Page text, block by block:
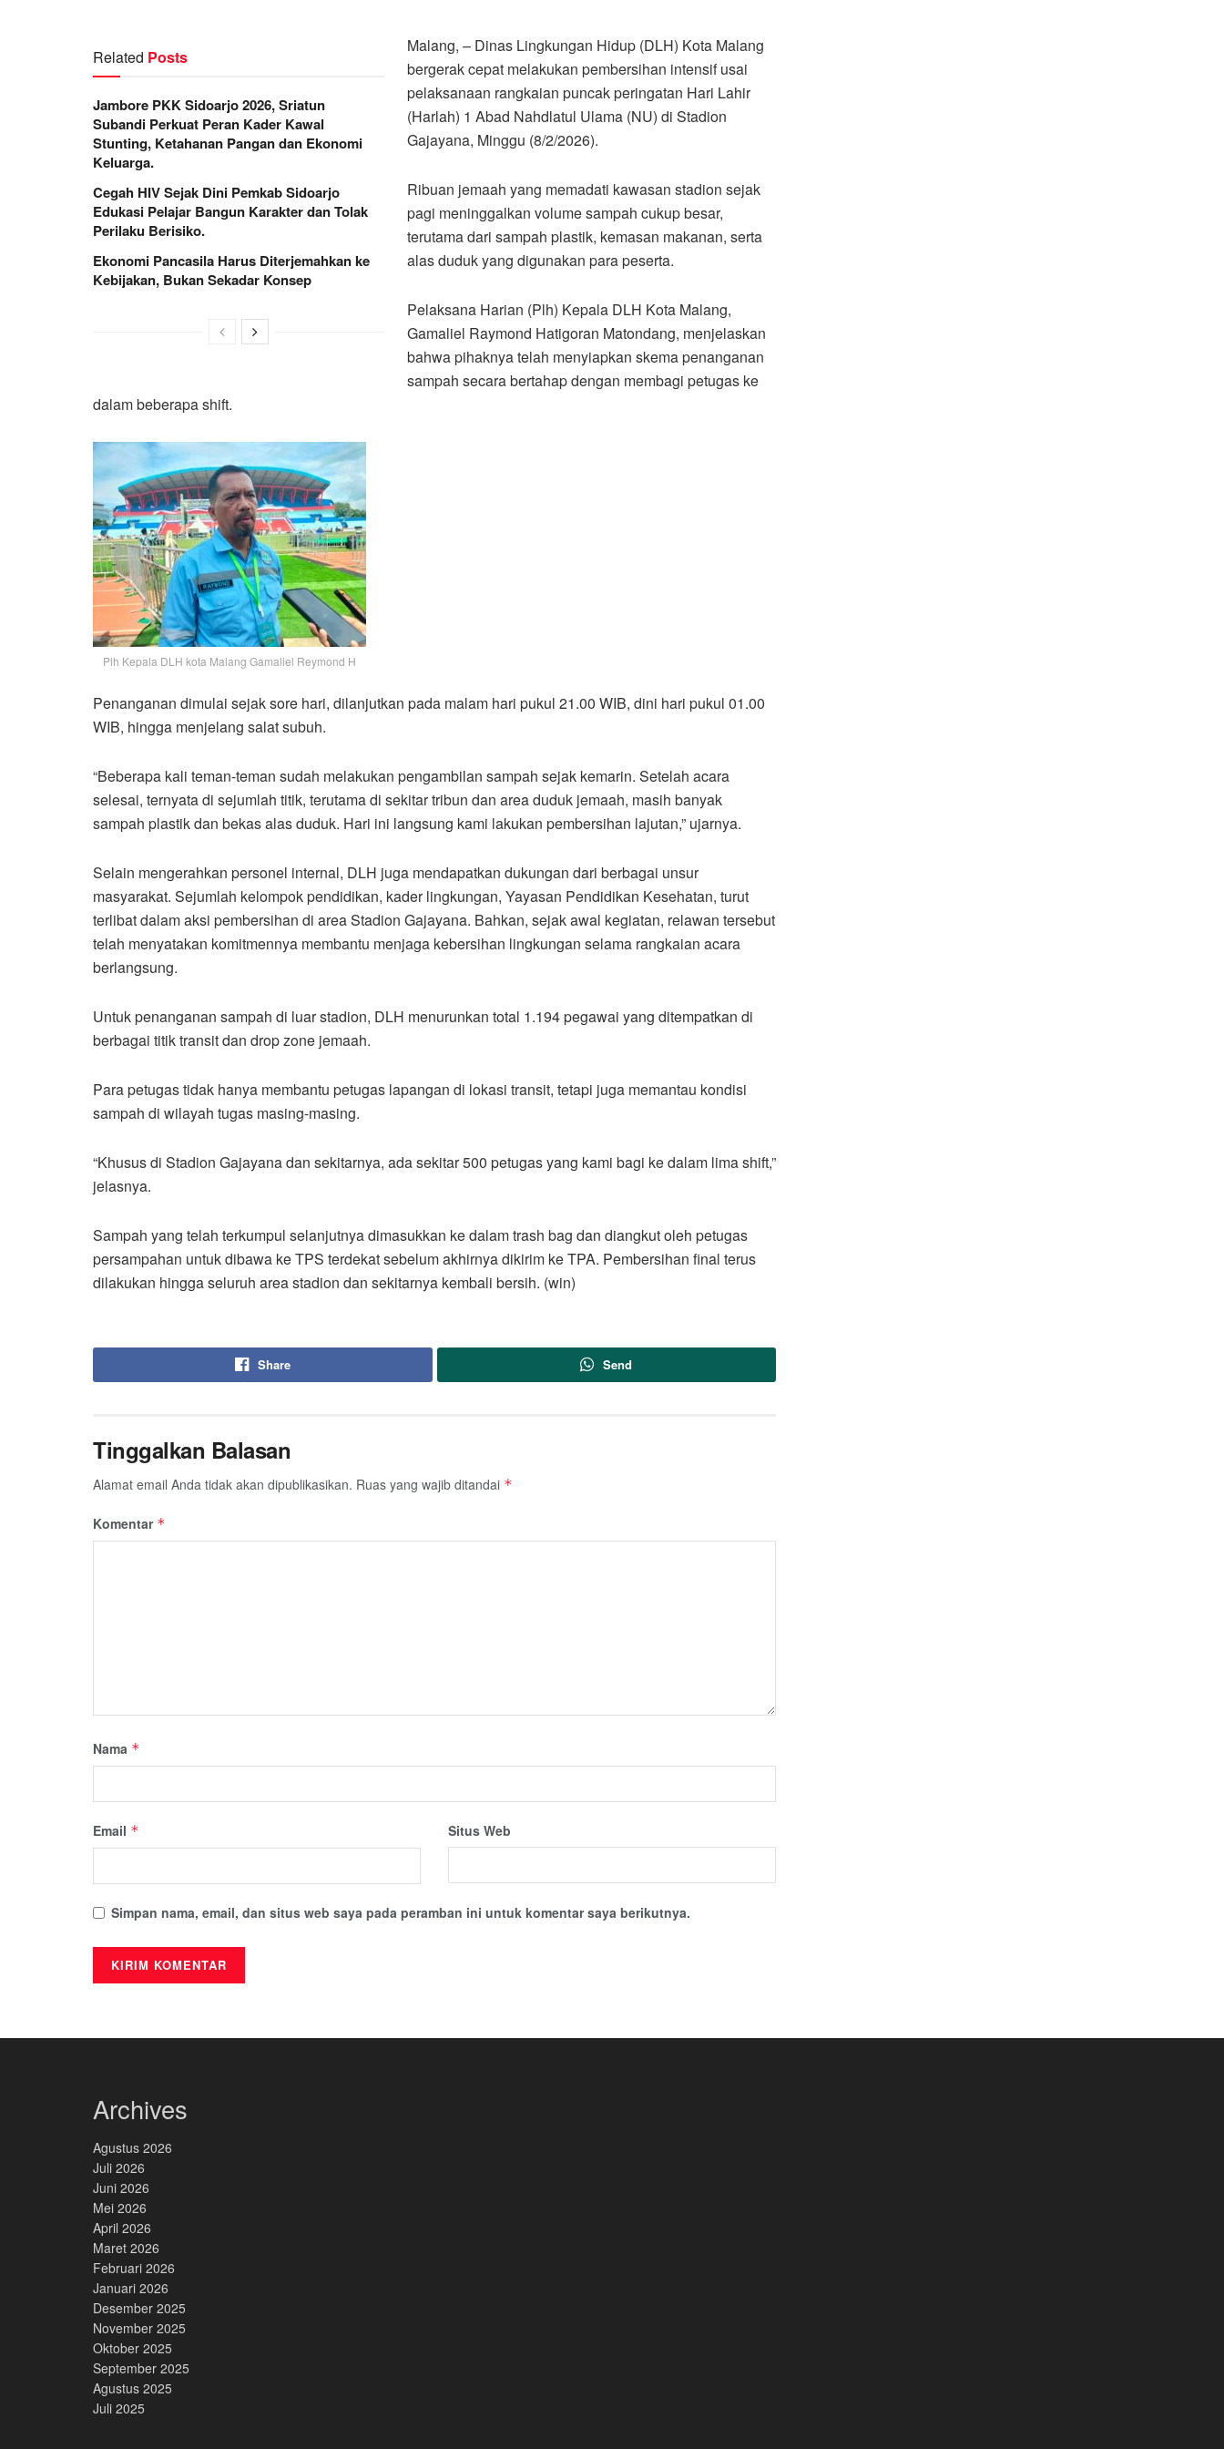
Related Posts
Jambore PKK Sidoarjo 2026, Sriatun
Subandi Perkuat Peran Kader Kawal
Stunting, Ketahanan Pangan dan Ekonomi
Keluarga.
Cegah HIV Sejak Dini Pemkab Sidoarjo
Edukasi Pelajar Bangun Karakter dan Tolak
Perilaku Berisiko.
Ekonomi Pancasila Harus Diterjemahkan ke
Kebijakan, Bukan Sekadar Konsep
Malang, – Dinas Lingkungan Hidup (DLH) Kota Malang
bergerak cepat melakukan pembersihan intensif usai
pelaksanaan rangkaian puncak peringatan Hari Lahir
(Harlah) 1 Abad Nahdlatul Ulama (NU) di Stadion
Gajayana, Minggu (8/2/2026).
Ribuan jemaah yang memadati kawasan stadion sejak
pagi meninggalkan volume sampah cukup besar,
terutama dari sampah plastik, kemasan makanan, serta
alas duduk yang digunakan para peserta.
Pelaksana Harian (Plh) Kepala DLH Kota Malang,
Gamaliel Raymond Hatigoran Matondang, menjelaskan
bahwa pihaknya telah menyiapkan skema penanganan
sampah secara bertahap dengan membagi petugas ke
dalam beberapa shift.
Plh Kepala DLH kota Malang Gamaliel Reymond H
Penanganan dimulai sejak sore hari, dilanjutkan pada malam hari pukul 21.00 WIB, dini hari pukul 01.00
WIB, hingga menjelang salat subuh.
“Beberapa kali teman-teman sudah melakukan pengambilan sampah sejak kemarin. Setelah acara
selesai, ternyata di sejumlah titik, terutama di sekitar tribun dan area duduk jemaah, masih banyak
sampah plastik dan bekas alas duduk. Hari ini langsung kami lakukan pembersihan lajutan,” ujarnya.
Selain mengerahkan personel internal, DLH juga mendapatkan dukungan dari berbagai unsur
masyarakat. Sejumlah kelompok pendidikan, kader lingkungan, Yayasan Pendidikan Kesehatan, turut
terlibat dalam aksi pembersihan di area Stadion Gajayana. Bahkan, sejak awal kegiatan, relawan tersebut
telah menyatakan komitmennya membantu menjaga kebersihan lingkungan selama rangkaian acara
berlangsung.
Untuk penanganan sampah di luar stadion, DLH menurunkan total 1.194 pegawai yang ditempatkan di
berbagai titik transit dan drop zone jemaah.
Para petugas tidak hanya membantu petugas lapangan di lokasi transit, tetapi juga memantau kondisi
sampah di wilayah tugas masing-masing.
“Khusus di Stadion Gajayana dan sekitarnya, ada sekitar 500 petugas yang kami bagi ke dalam lima shift,”
jelasnya.
Sampah yang telah terkumpul selanjutnya dimasukkan ke dalam trash bag dan diangkut oleh petugas
persampahan untuk dibawa ke TPS terdekat sebelum akhirnya dikirim ke TPA. Pembersihan final terus
dilakukan hingga seluruh area stadion dan sekitarnya kembali bersih. (win)
Share Send
Tinggalkan Balasan
Alamat email Anda tidak akan dipublikasikan. Ruas yang wajib ditandai *
Komentar *
Nama *
Email * Situs Web
Simpan nama, email, dan situs web saya pada peramban ini untuk komentar saya berikutnya.
Archives
Agustus 2026
Juli 2026
Juni 2026
Mei 2026
April 2026
Maret 2026
Februari 2026
Januari 2026
Desember 2025
November 2025
Oktober 2025
September 2025
Agustus 2025
Juli 2025